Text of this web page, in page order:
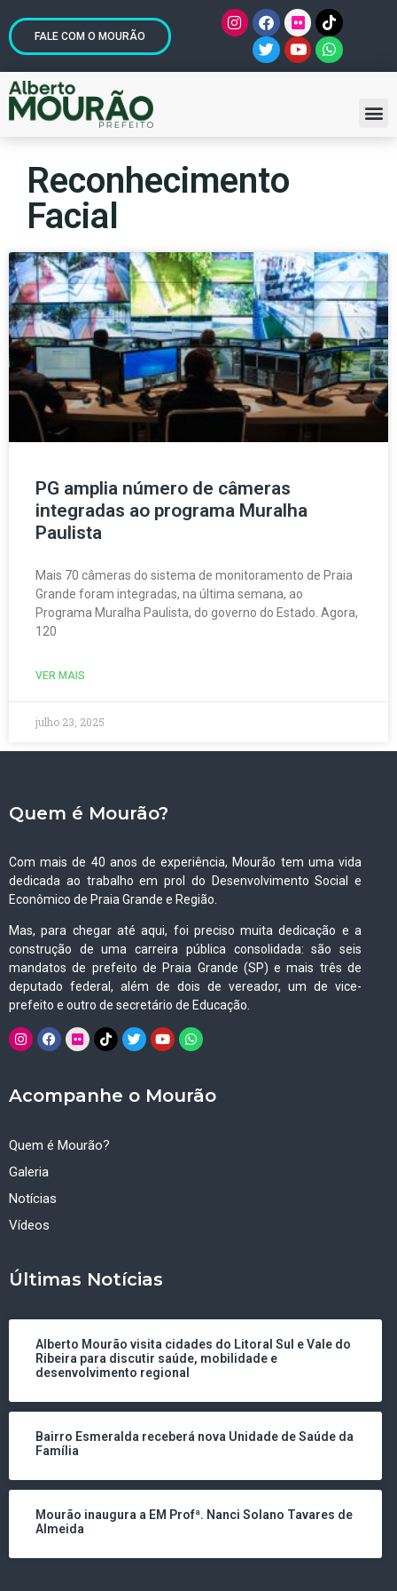
FALE COM O MOURÃO
Reconhecimento
Facial
PG amplia número de câmeras
integradas ao programa Muralha
Paulista
Mais 70 câmeras do sistema de monitoramento de Praia
Grande foram integradas, na última semana, ao
Programa Muralha Paulista, do governo do Estado. Agora,
120
VER MAIS
julho 23, 2025
Quem é Mourão?
Com mais de 40 anos de experiência, Mourão tem uma vida
dedicada ao trabalho em prol do Desenvolvimento Social e
Econômico de Praia Grande e Região.
Mas, para chegar até aqui, foi preciso muita dedicação e a
construção de uma carreira pública consolidada: são seis
mandatos de prefeito de Praia Grande (SP) e mais três de
deputado federal, além de dois de vereador, um de vice-
prefeito e outro de secretário de Educação.
Acompanhe o Mourão
Quem é Mourão?
Galeria
Notícias
Vídeos
Últimas Notícias
Alberto Mourão visita cidades do Litoral Sul e Vale do
Ribeira para discutir saúde, mobilidade e
desenvolvimento regional
Bairro Esmeralda receberá nova Unidade de Saúde da
Família
Mourão inaugura a EM Profª. Nanci Solano Tavares de
Almeida